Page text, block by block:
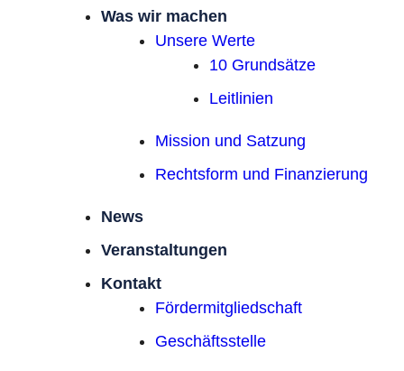
Was wir machen
Unsere Werte
10 Grundsätze
Leitlinien
Mission und Satzung
Rechtsform und Finanzierung
News
Veranstaltungen
Kontakt
Förder­mitgliedschaft
Geschäftsstelle